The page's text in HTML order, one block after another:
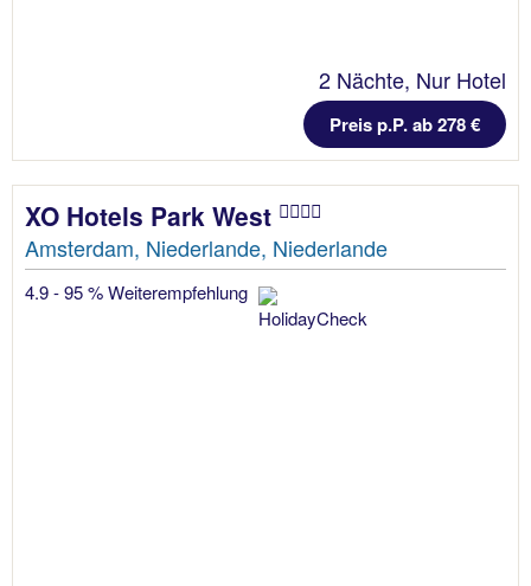
2 Nächte, Nur Hotel
Preis p.P. ab 278 €
XO Hotels Park West
Amsterdam, Niederlande, Niederlande
4.9 - 95 % Weiterempfehlung